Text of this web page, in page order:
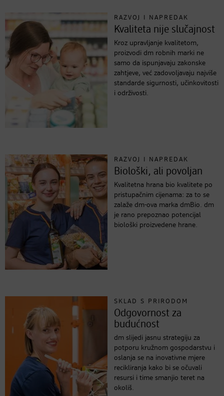
RAZVOJ I NAPREDAK
Kvaliteta nije slučajnost
Kroz upravljanje kvalitetom,
proizvodi dm robnih marki ne
samo da ispunjavaju zakonske
zahtjeve, već zadovoljavaju najviše
standarde sigurnosti, učinkovitosti
i održivosti.
RAZVOJ I NAPREDAK
Biološki, ali povoljan
Kvalitetna hrana bio kvalitete po
pristupačnim cijenama: za to se
zalaže dm-ova marka dmBio. dm
je rano prepoznao potencijal
biološki proizvedene hrane.
SKLAD S PRIRODOM
Odgovornost za
budućnost
dm slijedi jasnu strategiju za
potporu kružnom gospodarstvu i
oslanja se na inovativne mjere
recikliranja kako bi se očuvali
resursi i time smanjio teret na
okoliš.